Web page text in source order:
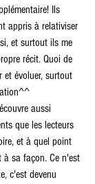
Ils
appris à relativiser
et surtout ils me
récit. Quoi de
et évoluer, surtout
aussi
que les lecteurs
et à quel point
à sa façon. Ce n'est
c'est devenu